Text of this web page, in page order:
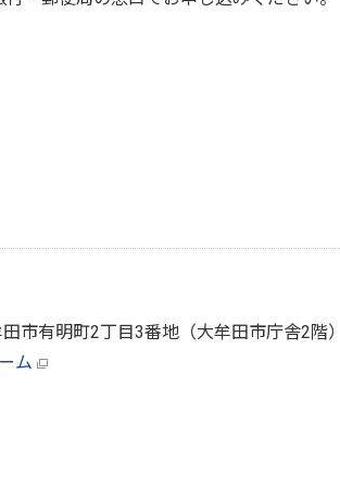
市有明町2丁目3番地（大牟田市庁舎2階）
ム